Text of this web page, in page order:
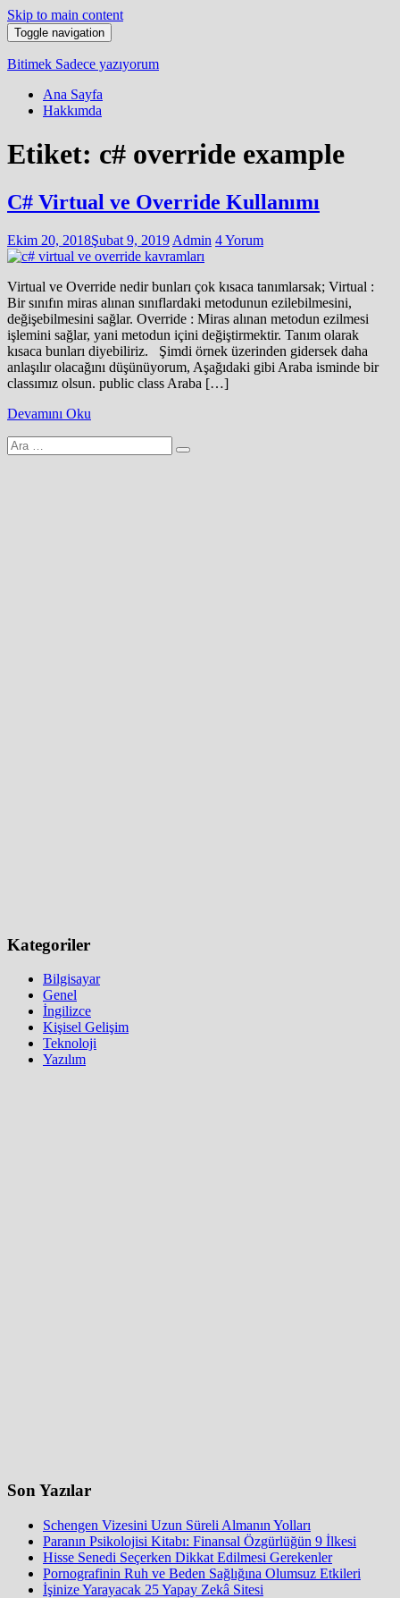
Skip to main content
Toggle navigation
Bitimek Sadece yazıyorum
Ana Sayfa
Hakkımda
Etiket: c# override example
C# Virtual ve Override Kullanımı
Ekim 20, 2018Şubat 9, 2019 Admin 4 Yorum
Virtual ve Override nedir bunları çok kısaca tanımlarsak; Virtual :
Bir sınıfın miras alınan sınıflardaki metodunun ezilebilmesini,
değişebilmesini sağlar. Override : Miras alınan metodun ezilmesi
işlemini sağlar, yani metodun içini değiştirmektir. Tanım olarak
kısaca bunları diyebiliriz. Şimdi örnek üzerinden gidersek daha
anlaşılır olacağını düşünüyorum, Aşağıdaki gibi Araba isminde bir
classımız olsun. public class Araba […]
Devamını Oku
Arama
yap:
Kategoriler
Bilgisayar
Genel
İngilizce
Kişisel Gelişim
Teknoloji
Yazılım
Son Yazılar
Schengen Vizesini Uzun Süreli Almanın Yolları
Paranın Psikolojisi Kitabı: Finansal Özgürlüğün 9 İlkesi
Hisse Senedi Seçerken Dikkat Edilmesi Gerekenler
Pornografinin Ruh ve Beden Sağlığına Olumsuz Etkileri
İşinize Yarayacak 25 Yapay Zekâ Sitesi